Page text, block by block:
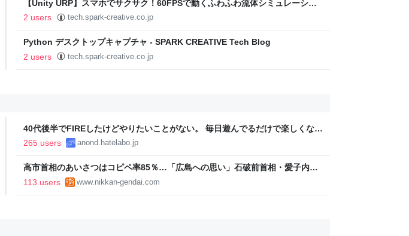
【Unity URP】スマホでサクサク！60FPSで動くふわふわ流体シミュレーショ
ンを作ろう☁️✨ - SPARK CREATIVE Tech Blog
2 users tech.spark-creative.co.jp
Python デスクトップキャプチャ - SPARK CREATIVE Tech Blog
2 users
tech.spark-creative.co.jp
40代後半でFIREしたけどやりたいことがない。 毎日遊んでるだけで楽しくな
い..
265 users anond.hatelabo.jp
高市首相のあいさつはコピペ率85％…「広島への思い」石破前首相・愛子内親
王とは絶望的格差｜日刊ゲンダイDIGITAL
113 users www.nikkan-gendai.com